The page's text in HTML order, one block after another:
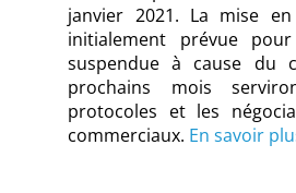
janvier 2021. La mise
initialement prévue
suspendue à cause du
prochains mois
protocoles et les
commerciaux. En savoir